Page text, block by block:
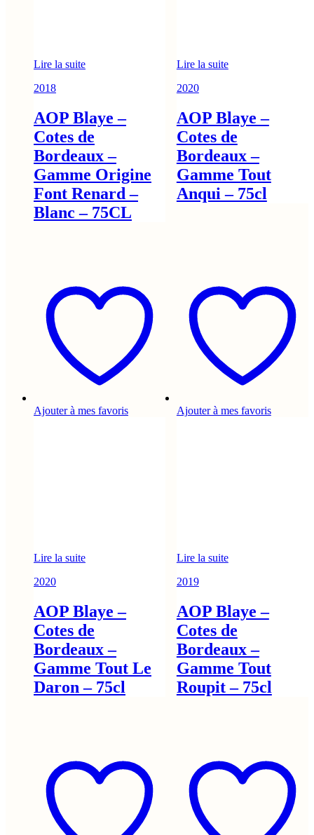
Lire la suite
2018
AOP Blaye –
Cotes de
Bordeaux –
Gamme Origine
Font Renard –
Blanc – 75CL
Lire la suite
2020
AOP Blaye –
Cotes de
Bordeaux –
Gamme Tout
Anqui – 75cl
Ajouter à mes favoris
Lire la suite
2020
AOP Blaye –
Cotes de
Bordeaux –
Gamme Tout Le
Daron – 75cl
Ajouter à mes favoris
Lire la suite
2019
AOP Blaye –
Cotes de
Bordeaux –
Gamme Tout
Roupit – 75cl